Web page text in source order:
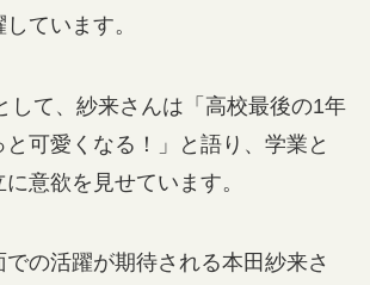
ています。
して、紗来さんは「高校最後の1年
可愛くなる！」と語り、学業と
意欲を見せています。
の活躍が期待される本田紗来さ